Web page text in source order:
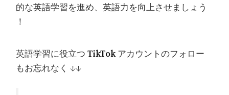
的な英語学習を進め、英語力を向上させましょう
！
英語学習に役立つTikTokアカウントのフォロー
もお忘れなく ↓↓